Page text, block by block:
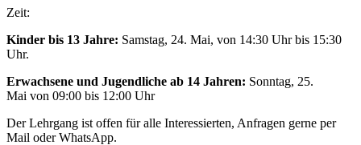
Zeit:
Kinder bis 13 Jahre: Samstag, 24. Mai, von 14:30 Uhr bis 15:30
Uhr.
Erwachsene und Jugendliche ab 14 Jahren: Sonntag, 25.
Mai von 09:00 bis 12:00 Uhr
Der Lehrgang ist offen für alle Interessierten, Anfragen gerne per
Mail oder WhatsApp.